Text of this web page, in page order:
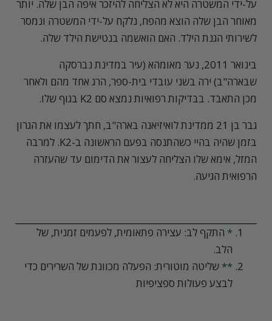
על-ידי המשטרה היא לא הצליחה להיזכר איפה הבן שלה. יותר
מאוחר הבן שלה הוצא מהפח, נלקח על-ידי המשטרה ונמסר
לשירותי הגנת הילד. האם הואשמה בנטישת הילד שלה.
בינואר 2011, נער מאומהא (עיר במדינת נברסקה
שבארה"ב) ירה בשני עובדי בית-ספר, הרג אחד מהם ולאחר
מכן התאבד. בבדיקות רפואיות נמצא סם K2 בגוף שלו.
גבר בן 21 ממדינת לואיזיאנה בארה"ב, חתך לעצמו את הגרון
בזמן שהיה בהיי כשהתנסה בפעם הראשונה ב-K2. למרבה
המזל, אימא שלו הצליחה לעצור את הדימום עד שהעזרה
הרפואית הגיעה.
* התקף לב: עצירה פתאומית, לפעמים זמנית, של
הלב.
** שליטה מוטורית: הפעלה מכוונת של השרירים כדי
לבצע פעולות ספציפיות